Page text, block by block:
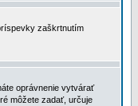
zaškrtnutím
oprávnenie vytvárať
môžete zadať, určuje